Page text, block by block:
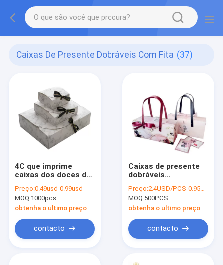
Caixas De Presente Dobráveis Com Fita (37)
4C que imprime
caixas dos doces do
Preço:0.49usd-0.99usd
MOQ:1000pcs
obtenha o ultimo preço
contacto
Caixas de presente
dobráveis
fita
Preço:2.4USD/PCS-0.95USD/PCS
MOQ:500PCS
obtenha o ultimo preço
contacto